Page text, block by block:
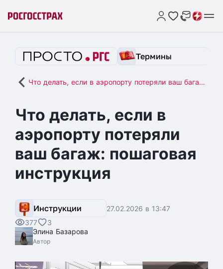
Термины
Что делать, если в аэропорту потеряли ваш багаж: пошаговая инструкция
Что делать, если в
аэропорту потеряли
ваш багаж: пошаговая
инструкция
Инструкции
27.02.2026 в 13:47
377
3
Элина Базарова
Автор